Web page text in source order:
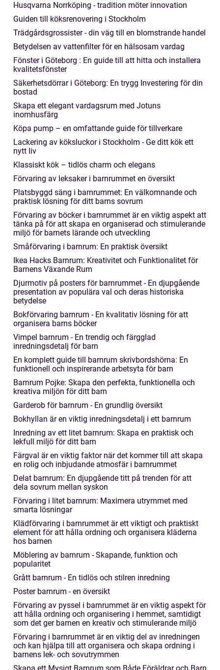
Husqvarna Norrköping - tradition möter innovation
Guiden till köksrenovering i Stockholm
Trädgårdsgrossister - din väg till en blomstrande handel
Betydelsen av vattenfilter för en hälsosam vardag
Fönster i Göteborg : En guide till att hitta och installera
kvalitetsfönster
Säkerhetsdörrar i Göteborg: En trygg Investering för din
bostad
Skapa ett elegant vardagsrum med Jotuns
inomhusfärg
Köpa pump – en omfattande guide för tillverkare
Lackering av köksluckor i Stockholm - Ge ditt kök ett
nytt liv
Klassiskt kök – tidlös charm och elegans
Förvaring av leksaker i barnrummet en översikt
Platsbyggd säng i barnrummet: En välkomnande och
praktisk lösning för ditt barns sovrum
Förvaring av böcker i barnrummet är en viktig aspekt att
tänka på för att skapa en organiserad och stimulerande
miljö för barnets lärande och utveckling
Småförvaring i barnrum: En praktisk översikt
Ikea Hacks Barnrum: Kreativitet och Funktionalitet för
Barnens Växande Rum
Djurmotiv på posters för barnrummet - En djupgående
presentation av populära val och deras historiska
betydelse
Bokförvaring barnrum - En kvalitativ lösning för att
organisera barns böcker
Vimpel barnrum - En trendig och färgglad
inredningsdetalj för barn
En komplett guide till barnrum skrivbordshörna: En
funktionell och inspirerande arbetsyta för barn
Barnrum Pojke: Skapa den perfekta, funktionella och
kreativa miljön för ditt barn
Garderob för barnrum - En grundlig översikt
Bokhyllan är en viktig inredningsdetalj i ett barnrum
Inredning av ett litet barnrum: Skapa en praktisk och
lekfull miljö för ditt barn
Färgval är en viktig faktor när det kommer till att skapa
en rolig och inbjudande atmosfär i barnrummet
Delat barnrum: En djupgående titt på trenden för att
dela sovrum mellan syskon
Förvaring i litet barnrum: Maximera utrymmet med
smarta lösningar
Klädförvaring i barnrummet är ett viktigt och praktiskt
element för att hålla ordning och organisera kläderna
hos barnen
Möblering av barnrum - Skapande, funktion och
popularitet
Grått barnrum - En tidlös och stilren inredning
Poster barnrum - en översikt
Förvaring av pyssel i barnrummet är en viktig aspekt för
att hålla ordning och organisering i hemmet, samtidigt
som det ger barnen en kreativ och stimulerande miljö
Förvaring i barnrummet är en viktig del av inredningen
och kan hjälpa till att organisera och skapa ordning i
barnens lek- och sovutrymmen